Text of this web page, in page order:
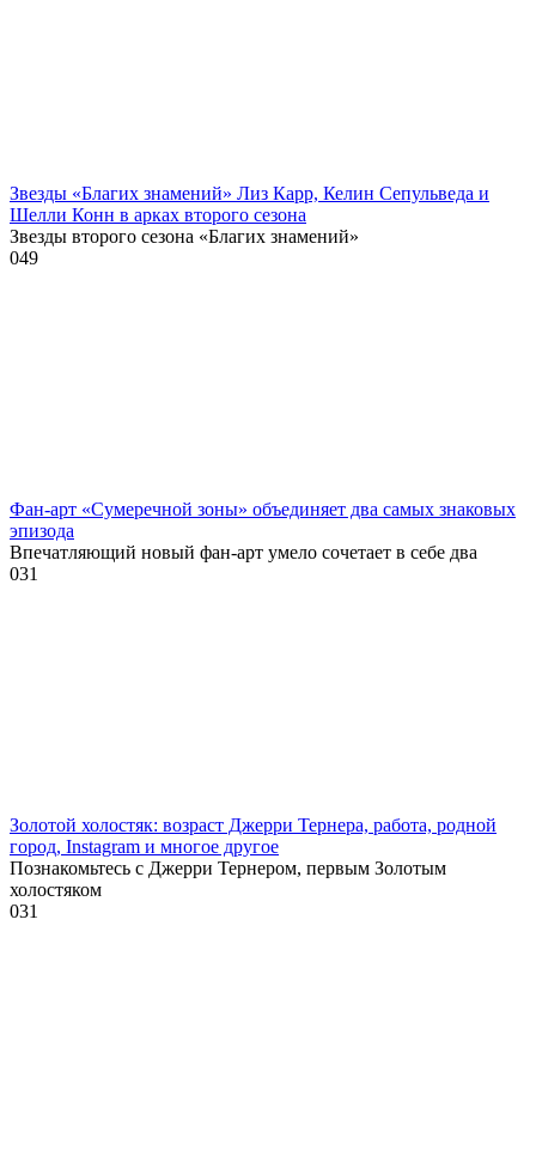
Звезды «Благих знамений» Лиз Карр, Келин Сепульведа и
Шелли Конн в арках второго сезона
Звезды второго сезона «Благих знамений»
049
Фан-арт «Сумеречной зоны» объединяет два самых знаковых
эпизода
Впечатляющий новый фан-арт умело сочетает в себе два
031
Золотой холостяк: возраст Джерри Тернера, работа, родной
город, Instagram и многое другое
Познакомьтесь с Джерри Тернером, первым Золотым
холостяком
031